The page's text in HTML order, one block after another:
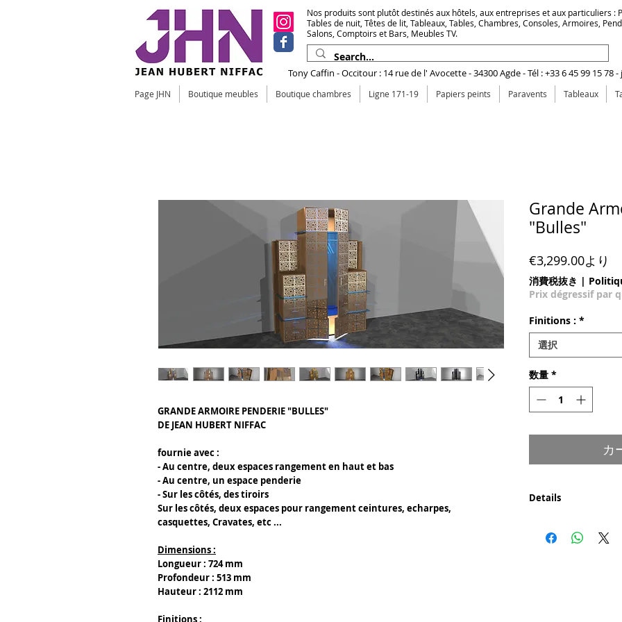
Nos produits sont plutôt destinés aux hôtels, aux entreprises et aux particuliers :
Tables de nuit, Têtes de lit, Tableaux, Tables, Chambres, Consoles, Armoires,
Salons, Comptoirs et Bars, Meubles TV.
Tony Caffin - Occitour : 14 rue de l' Avocette - 34300 Agde - Tél : +33 6 45 99 15 78 -
Page JHN Boutique meubles Boutique chambres Ligne 171-19 Papiers peints Paravents Tableaux
GRANDE ARMOIRE PENDERIE "BULLES"
DE JEAN HUBERT NIFFAC
fournie avec :
- Au centre, deux espaces rangement en haut et bas
- Au centre, un espace penderie
- Sur les côtés, des tiroirs
Sur les côtés, deux espaces pour rangement ceintures, echarpes,
casquettes, Cravates, etc ...
Dimensions :
Longueur : 724 mm
Profondeur : 513 mm
Hauteur : 2112 mm
Finitions :
Grande
"Bulles"
€3,299.00より
消費税抜き |
Prix dégressif par
Finitions : *
選択
数量 *
カ
Details
- Bois au centre du